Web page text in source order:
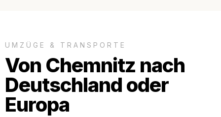
UMZÜGE & TRANSPORTE
Von Chemnitz nach
Deutschland oder
Europa